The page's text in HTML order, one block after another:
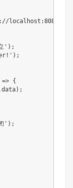
localhost:8080'
' ) ;
) ;
=> {
data) ;
' ) ;